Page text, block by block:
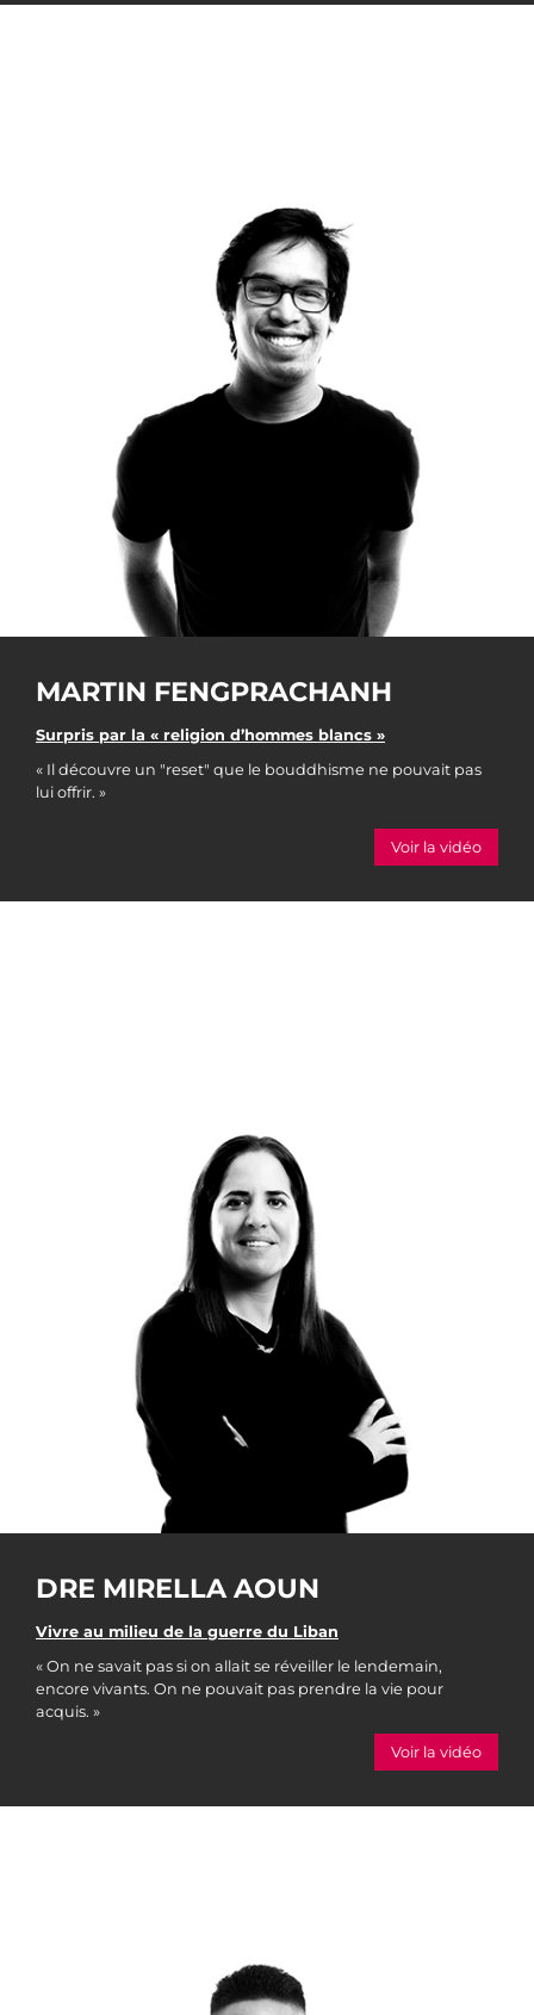
MARTIN FENGPRACHANH
Surpris par la « religion d’hommes blancs »
« Il découvre un "reset" que le bouddhisme ne pouvait pas
lui offrir. »
Voir la vidéo
DRE MIRELLA AOUN
Vivre au milieu de la guerre du Liban
« On ne savait pas si on allait se réveiller le lendemain,
encore vivants. On ne pouvait pas prendre la vie pour
acquis. »
Voir la vidéo